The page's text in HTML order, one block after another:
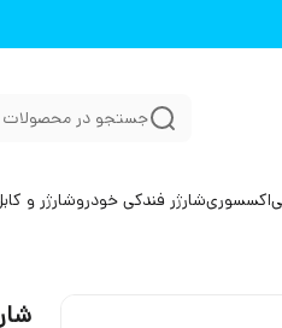
جستجو در محصولات
اکسسوریشارژر فندکی خودروشارژر و